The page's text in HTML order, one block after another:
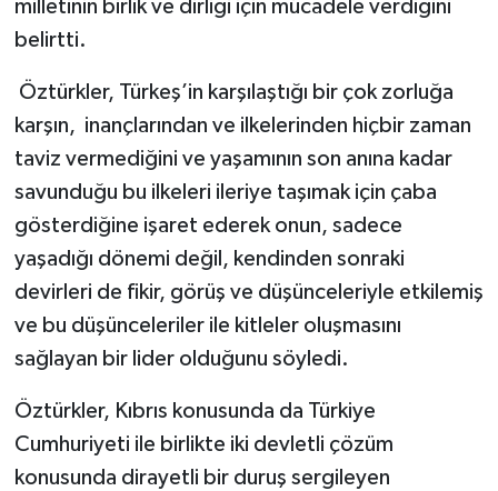
milletinin birlik ve dirliği için mücadele verdiğini
belirtti.
Öztürkler, Türkeş’in karşılaştığı bir çok zorluğa
karşın, inançlarından ve ilkelerinden hiçbir zaman
taviz vermediğini ve yaşamının son anına kadar
savunduğu bu ilkeleri ileriye taşımak için çaba
gösterdiğine işaret ederek onun, sadece
yaşadığı dönemi değil, kendinden sonraki
devirleri de fikir, görüş ve düşünceleriyle etkilemiş
ve bu düşünceleriler ile kitleler oluşmasını
sağlayan bir lider olduğunu söyledi.
Öztürkler, Kıbrıs konusunda da Türkiye
Cumhuriyeti ile birlikte iki devletli çözüm
konusunda dirayetli bir duruş sergileyen